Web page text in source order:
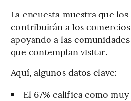
La encuesta muestra que
contribuirán a los
apoyando a las
que contemplan visitar.
Aquí, algunos datos clave:
El 67% califica como